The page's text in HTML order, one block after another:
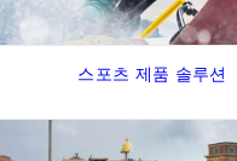
스포츠 제품 솔루션